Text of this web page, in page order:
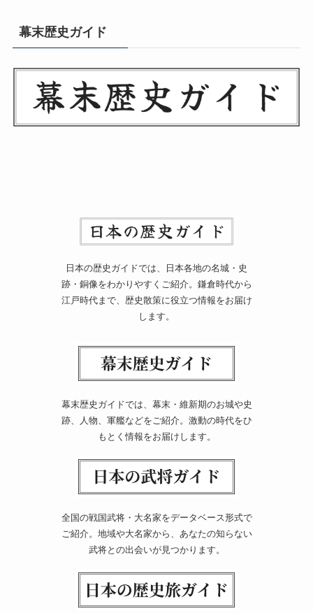
幕末歴史ガイド
日本の歴史ガイドでは、日本各地の名城・史
跡・銅像をわかりやすくご紹介。鎌倉時代から
江戸時代まで、歴史散策に役立つ情報をお届け
します。
幕末歴史ガイドでは、幕末・維新期のお城や史
跡、人物、軍艦などをご紹介。激動の時代をひ
もとく情報をお届けします。
全国の戦国武将・大名家をデータベース形式で
ご紹介。地域や大名家から、あなたの知らない
武将との出会いが見つかります。